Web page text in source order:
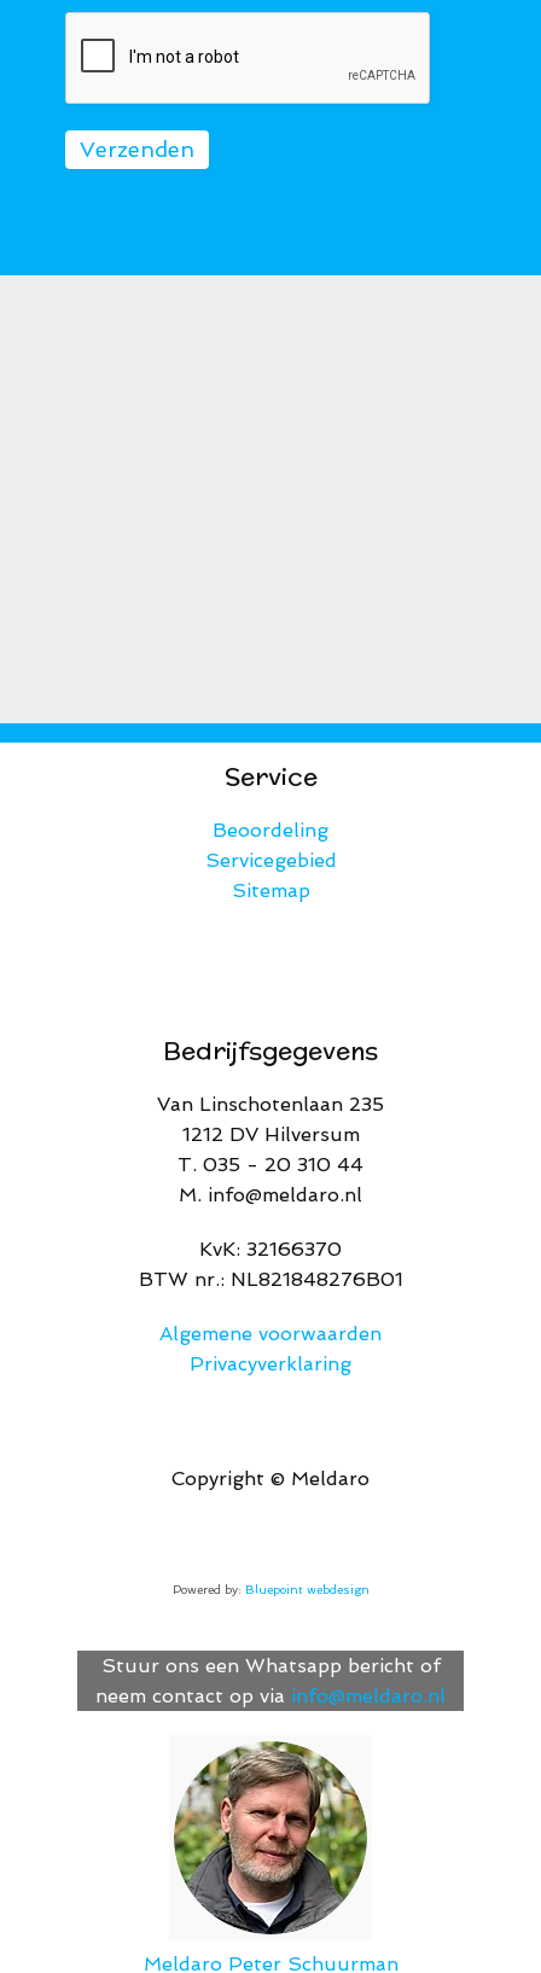
Verzenden
Service
Beoordeling
Servicegebied
Sitemap
Copyright © Meldaro
Powered by: Bluepoint webdesign
Stuur ons een Whatsapp bericht of
neem contact op via info@meldaro.nl
Meldaro Peter Schuurman
Bedrijfsgegevens
Van Linschotenlaan 235
1212 DV Hilversum
T. 035 - 20 310 44
M. info@meldaro.nl
​KvK: 32166370​
BTW nr.: NL821848276B01
Algemene voorwaarden
Privacyverklaring